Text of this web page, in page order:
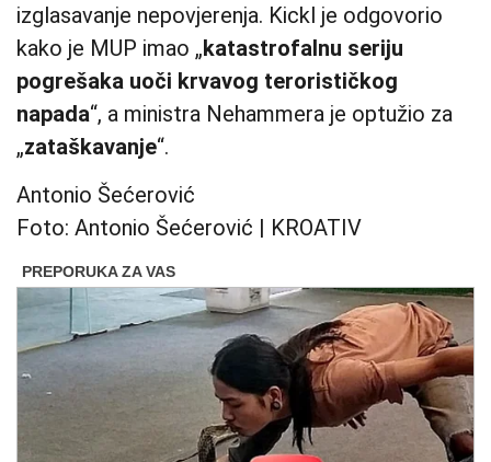
izglasavanje nepovjerenja. Kickl je odgovorio
kako je MUP imao „katastrofalnu seriju
pogrešaka uoči krvavog terorističkog
napada“, a ministra Nehammera je optužio za
„zataškavanje“.
Antonio Šećerović
Foto: Antonio Šećerović | KROATIV